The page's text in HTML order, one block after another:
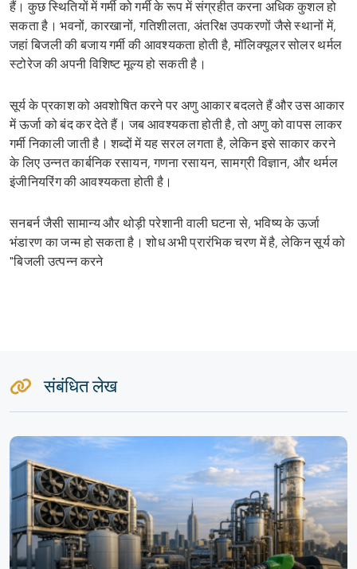
हैं। कुछ स्थितियों में गर्मी को गर्मी के रूप में संग्रहीत करना अधिक कुशल हो
सकता है। भवनों, कारखानों, गतिशीलता, अंतरिक्ष उपकरणों जैसे स्थानों में,
जहां बिजली की बजाय गर्मी की आवश्यकता होती है, मॉलिक्यूलर सोलर थर्मल
स्टोरेज की अपनी विशिष्ट मूल्य हो सकती है।
सूर्य के प्रकाश को अवशोषित करने पर अणु आकार बदलते हैं और उस आकार
में ऊर्जा को बंद कर देते हैं। जब आवश्यकता होती है, तो अणु को वापस लाकर
गर्मी निकाली जाती है। शब्दों में यह सरल लगता है, लेकिन इसे साकार करने
के लिए उन्नत कार्बनिक रसायन, गणना रसायन, सामग्री विज्ञान, और थर्मल
इंजीनियरिंग की आवश्यकता होती है।
सनबर्न जैसी सामान्य और थोड़ी परेशानी वाली घटना से, भविष्य के ऊर्जा
भंडारण का जन्म हो सकता है। शोध अभी प्रारंभिक चरण में है, लेकिन सूर्य को
"बिजली उत्पन्न करने
संबंधित लेख